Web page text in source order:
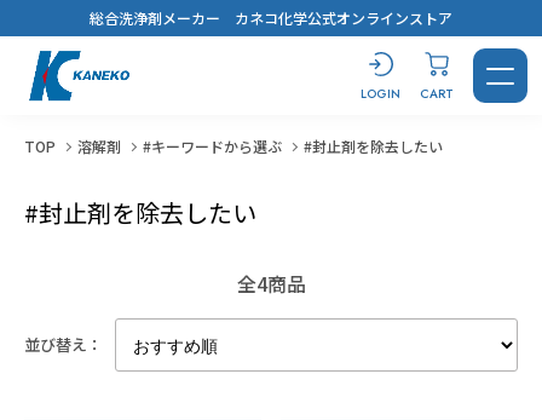
総合洗浄剤メーカー カネコ化学公式オンラインストア
CART
LOGIN
CONTACT LOGIN
TOP 溶解剤 #キーワードから選ぶ #封止剤を除去したい
#封止剤を除去したい
全4商品
並び替え：